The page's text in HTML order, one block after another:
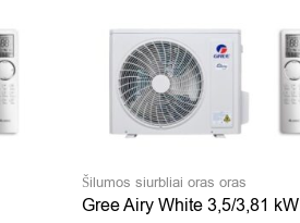
Šilumos siurbliai oras oras
Gree Airy White 3,5/3,81 kW